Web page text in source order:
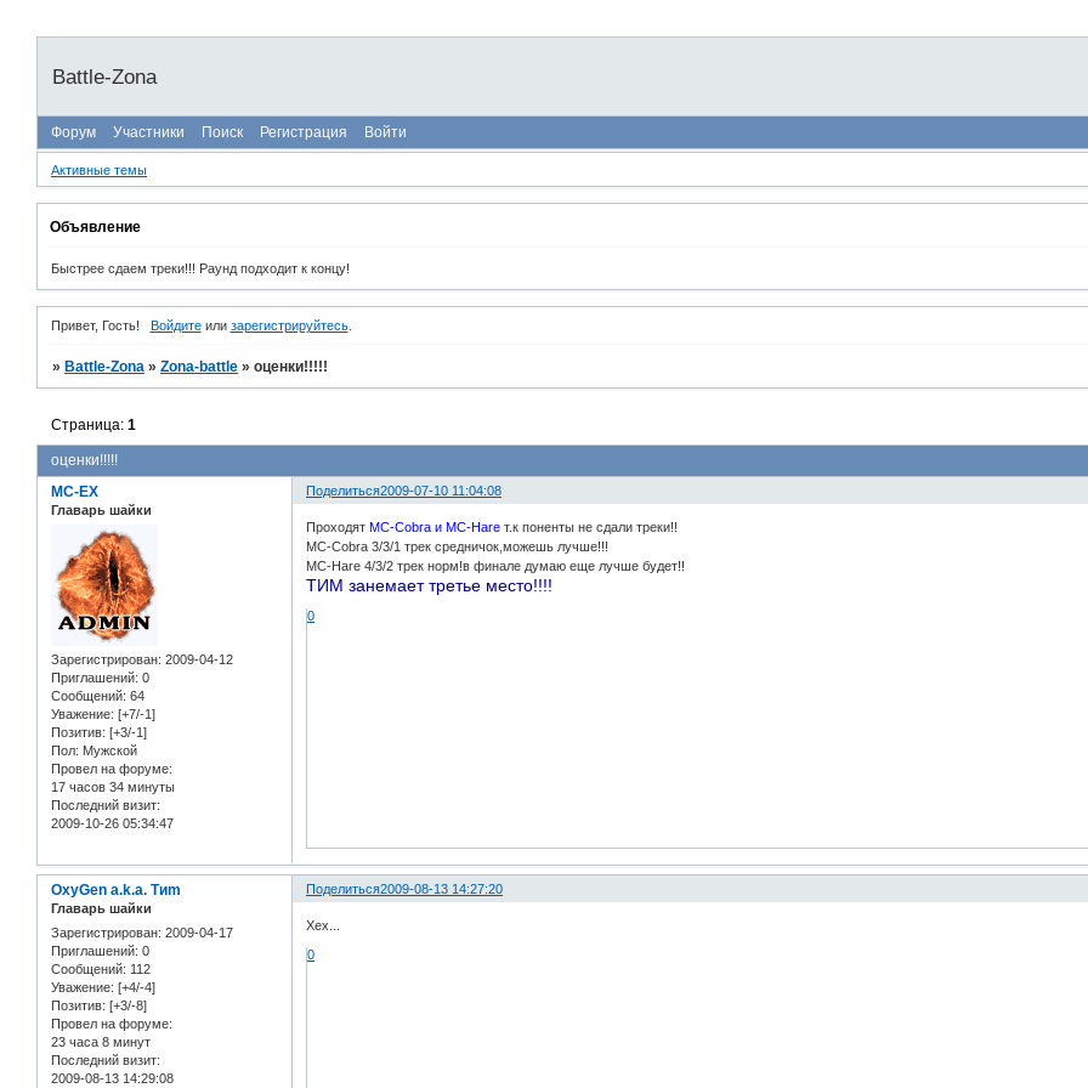
Battle-Zona
Форум Участники Поиск Регистрация Войти
Активные темы
Объявление
Быстрее сдаем треки!!! Раунд подходит к концу!
Привет, Гость! Войдитеили зарегистрируйтесь.
» Battle-Zona »Zona-battle »оценки!!!!!
оценки!!!!!
Страница:1
Поделиться2009-07-10 11:04:08
MC-EX
Главарь шайки
Зарегистрирован: 2009-04-12
Приглашений: 0
Сообщений: 64
Уважение: [+7/-1]
Позитив: [+3/-1]
Пол: Мужской
Провел на форуме:
17 часов 34 минуты
Последний визит:
2009-10-26 05:34:47
ПроходятMC-Cobra и MC-Hare т.к поненты не сдали треки!!
MC-Cobra 3/3/1 трек средничок,можешь лучше!!!
MC-Hare 4/3/2 трек норм!в финале думаю еще лучше будет!!
ТИМ занемает третье место!!!!
0
Поделиться2009-08-13 14:27:20
OxyGen a.k.a. Tиm
Главарь шайки
Зарегистрирован: 2009-04-17
Приглашений: 0
Сообщений: 112
Уважение: [+4/-4]
Позитив: [+3/-8]
Провел на форуме:
23 часа 8 минут
Последний визит:
2009-08-13 14:29:08
Хех...
0